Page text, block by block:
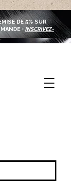
DE 5% SUR
• INSCRIVEZ-